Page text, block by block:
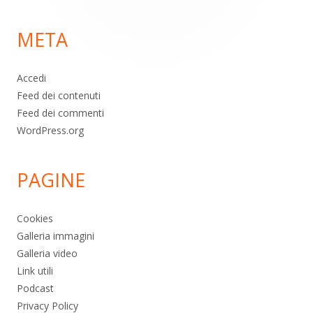
pagina
META
Accedi
Feed dei contenuti
Feed dei commenti
WordPress.org
PAGINE
Cookies
Galleria immagini
Galleria video
Link utili
Podcast
Privacy Policy